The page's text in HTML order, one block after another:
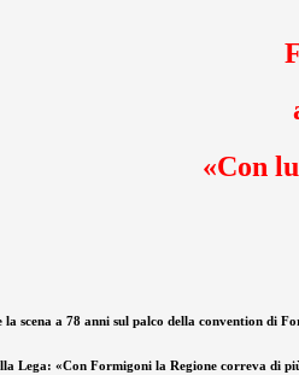
«Con
scena a 78 anni sul palco della convention
Lega: «Con Formigoni la Regione correva